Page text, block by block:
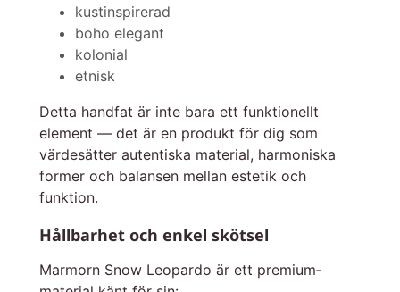
kustinspirerad
boho elegant
kolonial
etnisk
Detta handfat är inte bara ett funktionellt
element — det är en produkt för dig som
värdesätter autentiska material, harmoniska
former och balansen mellan estetik och
funktion.
Hållbarhet och enkel skötsel
Marmorn Snow Leopardo är ett premium­